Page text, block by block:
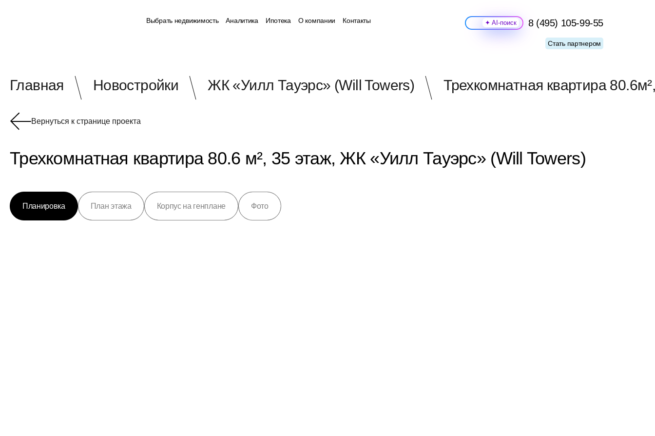
Выбрать недвижимость Аналитика Ипотека О компании Контакты Поиск 8 (495) 105-99-55
Стать партнером
Главная Новостройки ЖК «Уилл Тауэрс» (Will Towers) Трехкомнатная квартира
Вернуться к странице проекта
Трехкомнатная квартира 80.6 м², 35 этаж, ЖК «Уилл Тауэрс» (Will Towers)
Планировка План этажа Корпус на генплане Фото